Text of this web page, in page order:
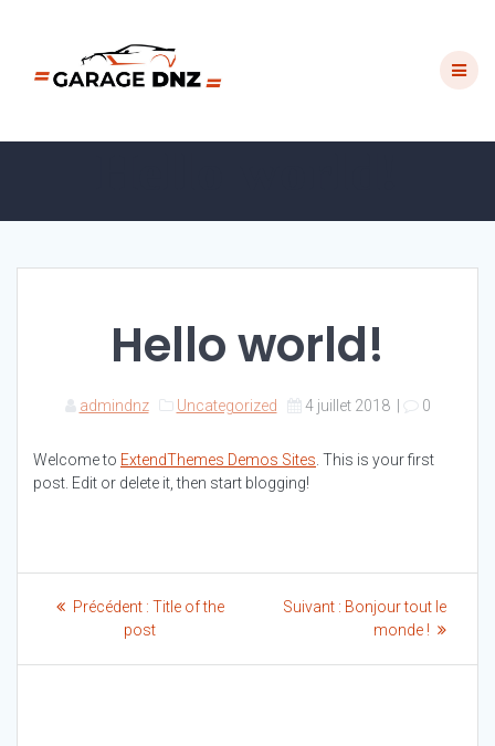
Hello world!
admindnz Uncategorized 4 juillet 2018| 0
Welcome to ExtendThemes Demos Sites. This is your first
post. Edit or delete it, then start blogging!
Navigation
Précédent : Article
précédent
Title of the
post
Suivant : Article
suivant
Bonjour tout le
monde !